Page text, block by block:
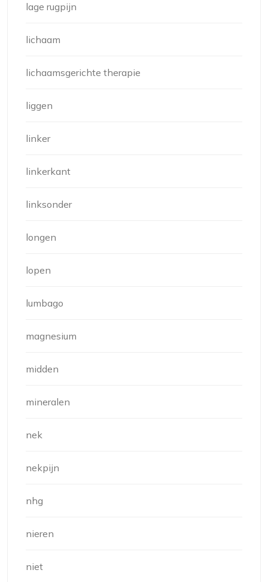
lage rugpijn
lichaam
lichaamsgerichte therapie
liggen
linker
linkerkant
linksonder
longen
lopen
lumbago
magnesium
midden
mineralen
nek
nekpijn
nhg
nieren
niet